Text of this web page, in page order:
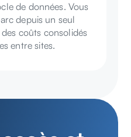
de données. Vous
depuis un seul
coûts consolidés
entre sites.